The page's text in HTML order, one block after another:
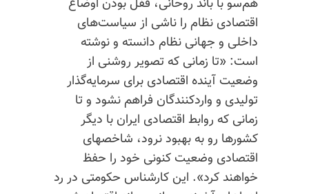
هم‌سو با باند روحانی، قفل بودن اوضاع
اقتصادی نظام را ناشی از سیاست‌های
داخلی و جهانی نظام دانسته و نوشته
است: «تا زمانی که تصویر روشنی از
وضعیت آینده اقتصادی برای سرمایه‌گذار
تولیدی و واردکنندگان فراهم نشود و تا
زمانی که روابط اقتصادی ایران با دیگر
کشورها رو به بهبود نرود، شاخصهای
اقتصادی وضعیت کنونی خود را حفظ
خواهند کرد». این کارشناس حکومتی در رد